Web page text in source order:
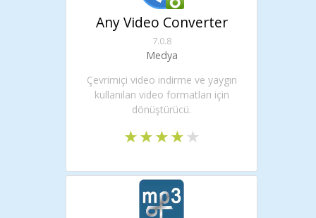
Any Video Converter
7.0.8
Medya
Çevrimiçi video indirme ve yaygın
kullanılan video formatları için
dönüştürücü.